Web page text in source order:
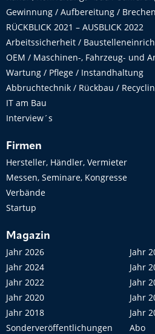
Gewinnung / Aufbereitung /
RÜCKBLICK 2021 – AUSBLICK 2022
Arbeitssicherheit /
OEM / Maschinen-, Fahrzeug- und
Wartung / Pflege / Instandhaltung
Abbruchtechnik / Rückbau /
IT am Bau
Interview´s
Firmen
Hersteller, Händler, Vermieter
Messen, Seminare, Kongresse
Verbände
Startup
Magazin
Jahr 2026
Jahr
Jahr 2024
Jahr
Jahr 2022
Jahr
Jahr 2020
Jahr
Jahr 2018
Jahr
Sonderveröffentlichungen
Abo